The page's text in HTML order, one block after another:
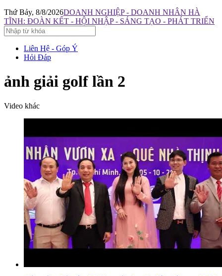
Thứ Bảy, 8/8/2026DOANH NGHIỆP - DOANH NHÂN HÀ
TĨNH: ĐOÀN KẾT - HỘI NHẬP - SÁNG TẠO - PHÁT TRIỂN
Liên Hệ - Góp Ý
Hỏi Đáp
ảnh giải golf lần 2
Video khác